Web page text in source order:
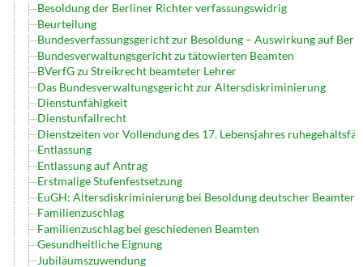
Besoldung der Berliner Richter verfassungswidrig
Beurteilung
Bundesverfassungsgericht zur Besoldung – Auswirkung auf
Bundesverwaltungsgericht zu tätowierten Beamten
BVerfG zu Streikrecht beamteter Lehrer
Das Bundesverwaltungsgericht zur Altersdiskriminierung
Dienstunfähigkeit
Dienstunfallrecht
Dienstzeiten vor Vollendung des 17. Lebensjahres
Entlassung
Entlassung auf Antrag
Erstmalige Stufenfestsetzung
EuGH: Altersdiskriminierung bei Besoldung deutscher Beamter
Familienzuschlag
Familienzuschlag bei geschiedenen Beamten
Gesundheitliche Eignung
Jubiläumszuwendung